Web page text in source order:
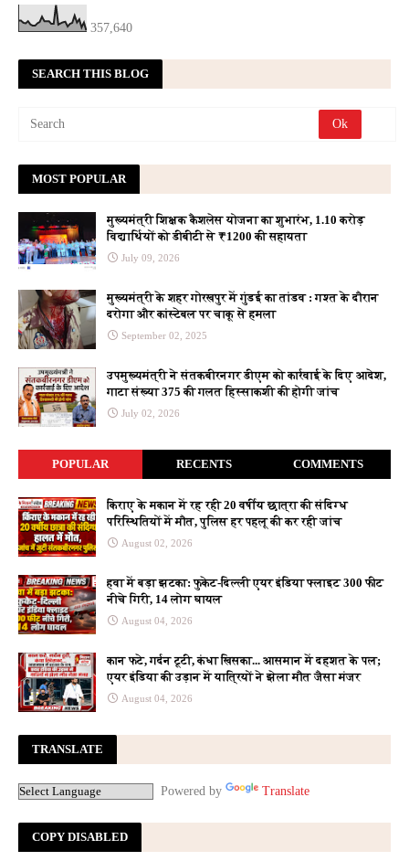
357,640
SEARCH THIS BLOG
MOST POPULAR
मुख्यमंत्री शिक्षक कैशलेस योजना का शुभारंभ, 1.10 करोड़
विद्यार्थियों को डीबीटी से ₹1200 की सहायता
July 09, 2026
मुख्यमंत्री के शहर गोरखपुर में गुंडई का तांडव : गश्त के दौरान
दरोगा और कांस्टेबल पर चाकू से हमला
September 02, 2025
उपमुख्यमंत्री ने संतकबीरनगर डीएम को कार्रवाई के दिए आदेश,
गाटा संख्या 375 की गलत हिस्साकशी की होगी जांच
July 02, 2026
POPULAR RECENTS COMMENTS
किराए के मकान में रह रही 20 वर्षीय छात्रा की संदिग्ध
परिस्थितियों में मौत, पुलिस हर पहलू की कर रही जांच
August 02, 2026
हवा में बड़ा झटका: फुकेट-दिल्ली एयर इंडिया फ्लाइट 300 फीट
नीचे गिरी, 14 लोग घायल
August 04, 2026
कान फटे, गर्दन टूटी, कंधा खिसका... आसमान में दहशत के पल;
एयर इंडिया की उड़ान में यात्रियों ने झेला मौत जैसा मंजर
August 04, 2026
TRANSLATE
Powered by Translate
COPY DISABLED